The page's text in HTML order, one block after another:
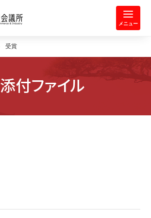
岸和田商工会議所 | 人・祭り・城。
メニュー
受賞
添付ファイル